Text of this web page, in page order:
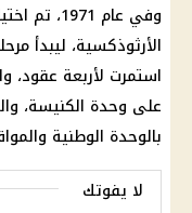
وفي عام
الأرثوذكسية، ليبدأ
استمرت لأربعة عقود،
على وحدة الكنيسة،
بالوحدة الوطنية
لا يفوتك